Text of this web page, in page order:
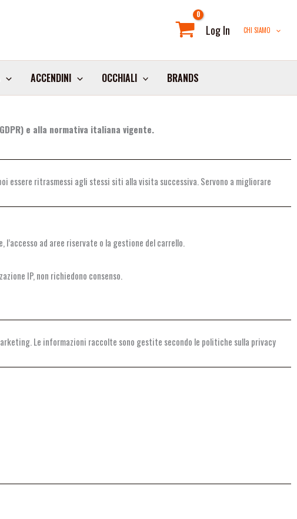
Log In CHI SIAMO
ACCENDINI OCCHIALI BRANDS
e alla normativa italiana vigente.
essere ritrasmessi agli stessi siti alla visita successiva. Servono a migliorare
ad aree riservate o la gestione del carrello.
IP, non richiedono consenso.
Le informazioni raccolte sono gestite secondo le politiche sulla privacy